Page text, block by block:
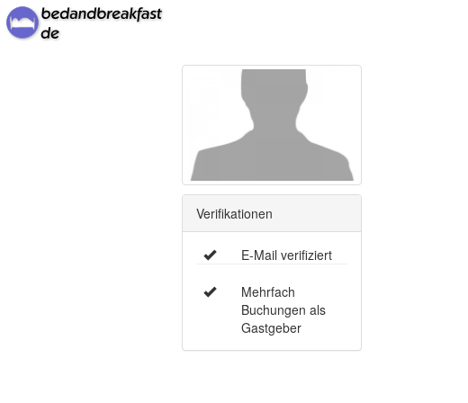
Verifikationen
E-Mail verifiziert
Mehrfach
Buchungen als
Gastgeber